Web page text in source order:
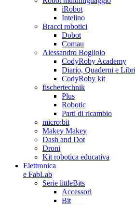
iRobot
Intelino
Bracci robotici
Dobot
Comau
Alessandro Bogliolo
CodyRoby Academy
Diario, Quaderni e Libri
CodyRoby kit
fischertechnik
Plus
Robotic
Parti di ricambio
micro:bit
Makey Makey
Dash and Dot
Droni
Kit robotica educativa
Elettronica
e FabLab
Serie littleBits
Accessori
Bit